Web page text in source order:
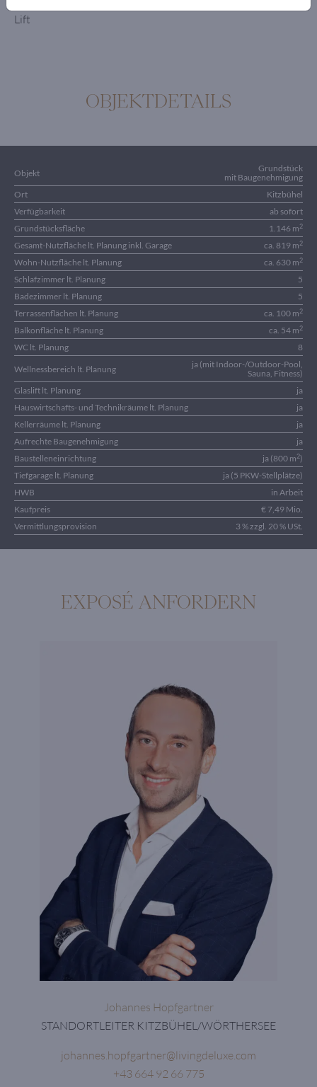
Lift
OBJEKTDETAILS
Objekt
Grundstück
mit Baugenehmigung
Ort
Kitzbühel
Verfügbarkeit
ab sofort
Grundstücksfläche
1.146 m2
Gesamt-Nutzfläche lt. Planung inkl. Garage ca. 819 m2
Wohn-Nutzfläche lt. Planung ca. 630 m2
Schlafzimmer lt. Planung
5
Badezimmer lt. Planung
5
Terrassenflächen lt. Planung
ca. 100 m2
Balkonfläche lt. Planung ca. 54 m2
WC lt. Planung 8
Wellnessbereich lt. Planung
ja (mit Indoor-/Outdoor-Pool,
Sauna, Fitness)
Glaslift lt. Planung
ja
Hauswirtschafts- und Technikräume lt. Planung
ja
Kellerräume lt. Planung
ja
Aufrechte Baugenehmigung
ja
Baustelleneinrichtung
ja (800 m2)
Tiefgarage lt. Planung
ja (5 PKW-Stellplätze)
HWB
in Arbeit
Kaufpreis
€ 7,49 Mio.
Vermittlungsprovision
3 % zzgl. 20 % USt.
EXPOSÉ ANFORDERN
Johannes Hopfgartner
STANDORTLEITER KITZBÜHEL/WÖRTHERSEE
johannes.hopfgartner@livingdeluxe.com
+43 664 92 66 775